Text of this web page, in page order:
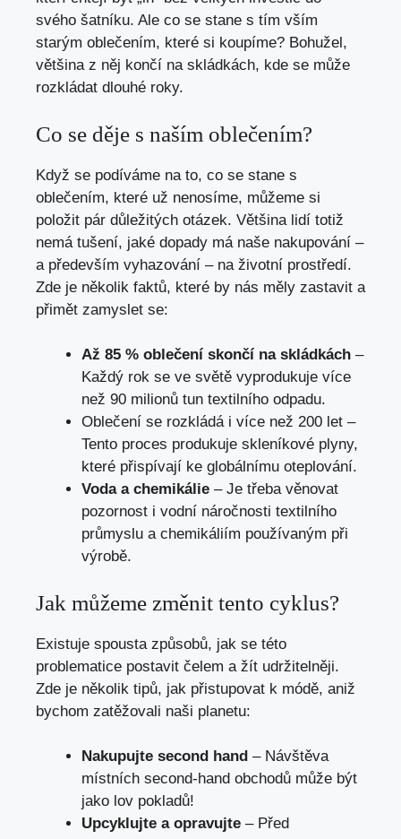
svého šatníku. Ale co se stane s tím vším
starým oblečením, které si koupíme? Bohužel,
většina z něj končí na skládkách, kde se může
rozkládat dlouhé roky.
Co se děje s naším oblečením?
Když se podíváme na to, co se stane s
oblečením, které už nenosíme, můžeme si
položit pár důležitých otázek. Většina lidí totiž
nemá tušení, jaké dopady má naše nakupování –
a především vyhazování – na životní prostředí.
Zde je několik faktů, které by nás měly zastavit a
přimět zamyslet se:
Až 85 % oblečení skončí na skládkách –
Každý rok se ve světě vyprodukuje více
než 90 milionů tun textilního odpadu.
Oblečení se rozkládá i více než 200 let –
Tento proces produkuje skleníkové plyny,
které přispívají ke globálnímu oteplování.
Voda a chemikálie – Je třeba věnovat
pozornost i vodní náročnosti textilního
průmyslu a chemikáliím používaným při
výrobě.
Jak můžeme změnit tento cyklus?
Existuje spousta způsobů, jak se této
problematice postavit čelem a žít udržitelněji.
Zde je několik tipů, jak přistupovat k módě, aniž
bychom zatěžovali naši planetu:
Nakupujte second hand – Návštěva
místních second-hand obchodů může být
jako lov pokladů!
Upcyklujte a opravujte – Před